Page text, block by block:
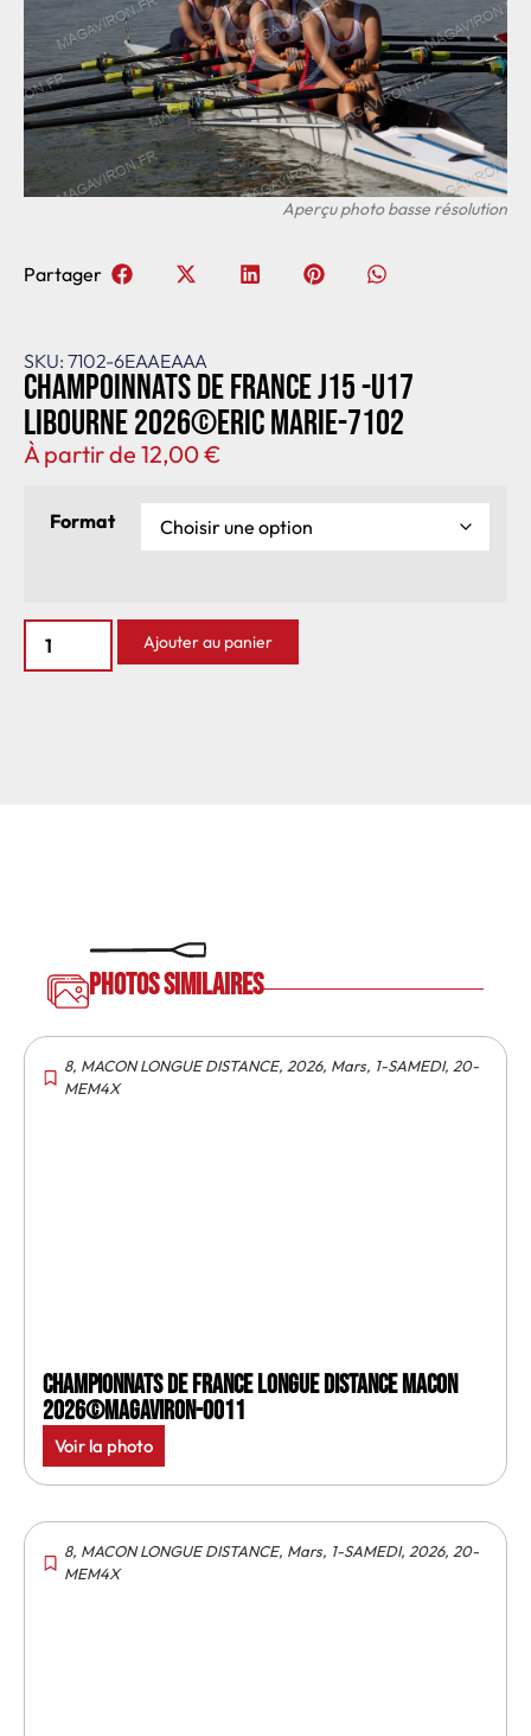
SKU: 7102-6EAAEAAA
Champoinnats de France J15 -U17
Libourne 2026©Eric Marie-7102
À partir de 12,00€
Format
Ajouter au panier
Partager
Photos similaires
8, MACON LONGUE DISTANCE, 2026, Mars, 1-SAMEDI, 20-
MEM4X
Championnats de France longue distance Macon
2026©MagAviron-0011
Voir la photo
8, MACON LONGUE DISTANCE, Mars, 1-SAMEDI, 2026, 20-
MEM4X